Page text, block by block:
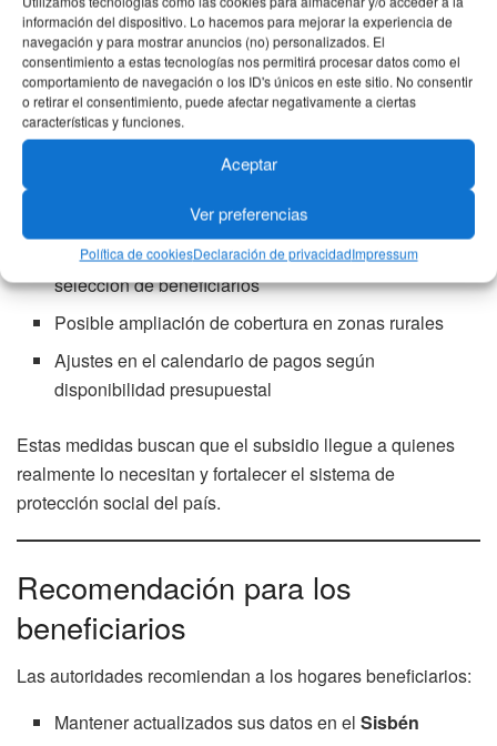
información del dispositivo. Lo hacemos para mejorar la experiencia de
navegación y para mostrar anuncios (no) personalizados. El
consentimiento a estas tecnologías nos permitirá procesar datos como el
comportamiento de navegación o los ID's únicos en este sitio. No consentir
o retirar el consentimiento, puede afectar negativamente a ciertas
características y funciones.
Aceptar
Ver preferencias
Política de cookiesDeclaración de privacidadImpressum
Cambios importantes en Renta
Ciudadana para 2026
Entre los ajustes más relevantes del programa se
Mayor focalización en hogares en
Cruces de información conSisbén IVpara mejorar la
selección de beneficiarios
Posible ampliación de cobertura en zonas rurales
Ajustes en el calendario de pagos según
disponibilidad presupuestal
Estas medidas buscan que el subsidio llegue a quienes
realmente lo necesitan y fortalecer el sistema de
protección social del país.
Recomendación para los
beneficiarios
Las autoridades recomiendan a los hogares beneficiarios:
Mantener actualizados sus datos en elSisbén